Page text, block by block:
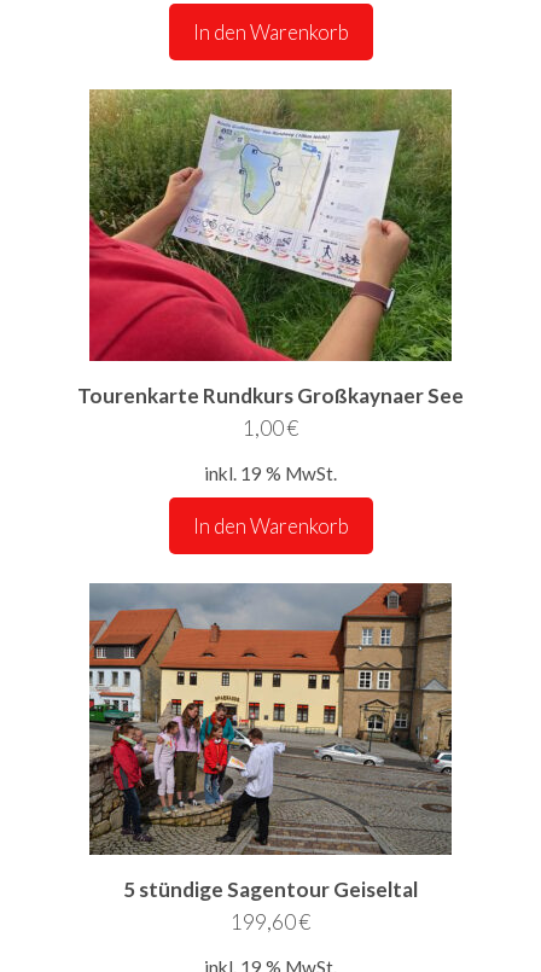
In den Warenkorb
Tourenkarte Rundkurs Großkaynaer See
1,00€
inkl. 19 % MwSt.
In den Warenkorb
5 stündige Sagentour Geiseltal
199,60€